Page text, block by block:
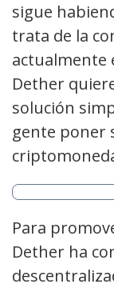
sigue
trata de la
actualmente
Dether
solución
gente poner
Para
Dether ha